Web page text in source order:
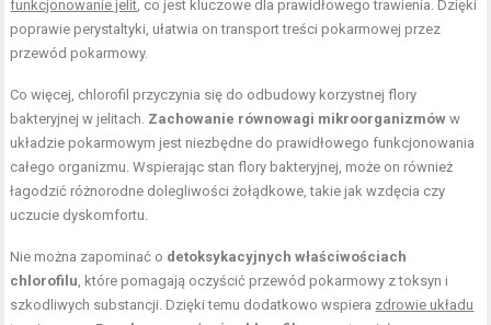
funkcjonowanie jelit , co jest kluczowe dla prawidłowego trawienia. Dzięki
poprawie perystaltyki, ułatwia on transport treści pokarmowej przez
przewód pokarmowy.
Co więcej, chlorofil przyczynia się do odbudowy korzystnej flory
bakteryjnej w jelitach. Zachowanie równowagi mikroorganizmów w
układzie pokarmowym jest niezbędne do prawidłowego funkcjonowania
całego organizmu. Wspierając stan flory bakteryjnej, może on również
łagodzić różnorodne dolegliwości żołądkowe, takie jak wzdęcia czy
uczucie dyskomfortu.
Nie można zapominać o detoksykacyjnych właściwościach
chlorofilu , które pomagają oczyścić przewód pokarmowy z toksyn i
szkodliwych substancji. Dzięki temu dodatkowo wspiera zdrowie układu